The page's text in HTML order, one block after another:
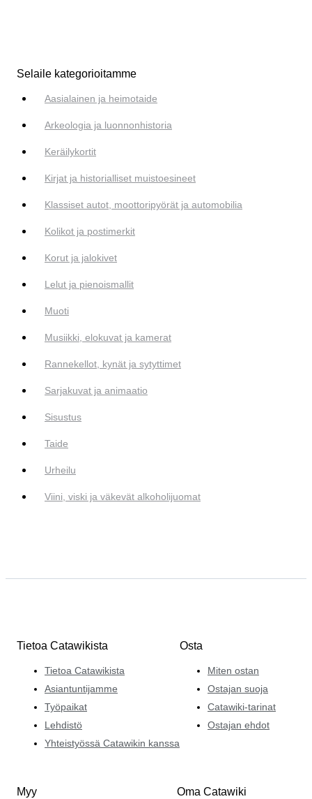
Selaile kategorioitamme
Aasialainen ja heimotaide
Arkeologia ja luonnonhistoria
Keräilykortit
Kirjat ja historialliset muistoesineet
Klassiset autot, moottoripyörät ja automobilia
Kolikot ja postimerkit
Korut ja jalokivet
Lelut ja pienoismallit
Muoti
Musiikki, elokuvat ja kamerat
Rannekellot, kynät ja sytyttimet
Sarjakuvat ja animaatio
Sisustus
Taide
Urheilu
Viini, viski ja väkevät alkoholijuomat
Tietoa Catawikista
Tietoa Catawikista
Asiantuntijamme
Työpaikat
Lehdistö
Yhteistyössä Catawikin kanssa
Osta
Miten ostan
Ostajan suoja
Catawiki-tarinat
Ostajan ehdot
Myy Oma Catawiki